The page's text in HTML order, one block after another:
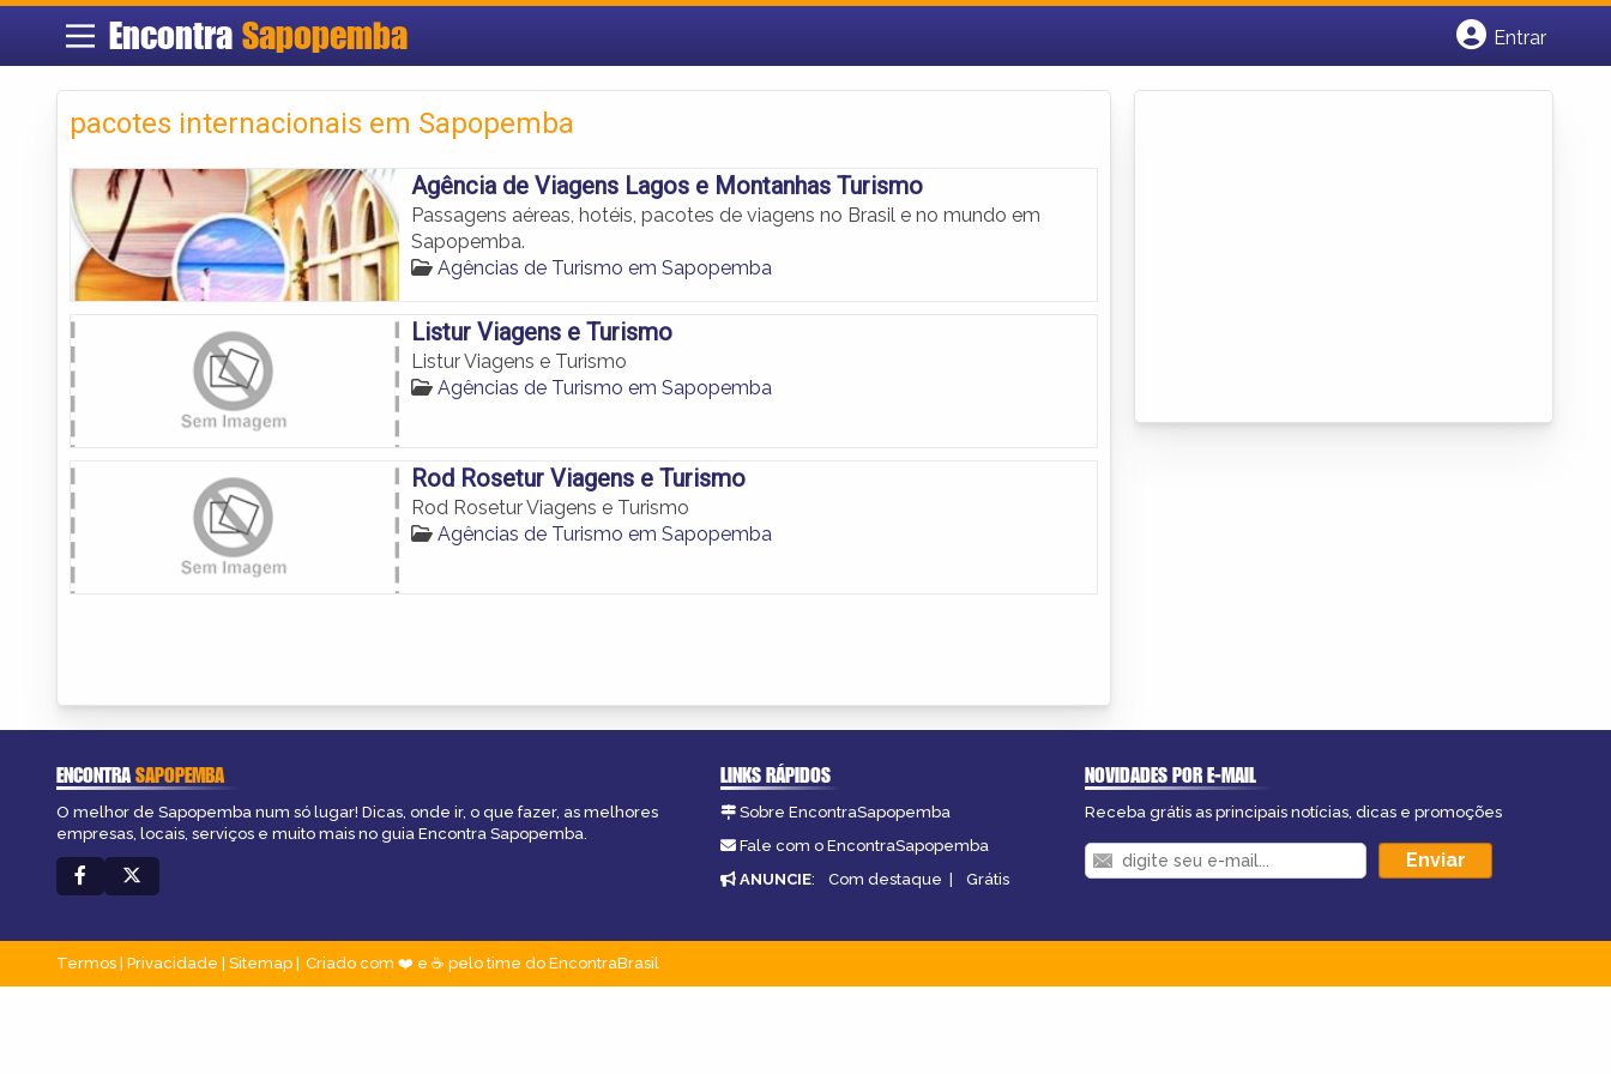
Encontra Sapopemba
Entrar
pacotes internacionais em Sapopemba
Agência de Viagens Lagos e Montanhas Turismo
Passagens aéreas, hotéis, pacotes de viagens no Brasil e no mundo em
Sapopemba.
Agências de Turismo em Sapopemba
Listur Viagens e Turismo
Listur Viagens e Turismo
Agências de Turismo em Sapopemba
Rod Rosetur Viagens e Turismo
Rod Rosetur Viagens e Turismo
Agências de Turismo em Sapopemba
ENCONTRASAPOPEMBA
O melhor de Sapopemba num só lugar! Dicas, onde ir, o que fazer, as melhores
empresas, locais, serviços e muito mais no guia Encontra Sapopemba.
LINKS RÁPIDOS
Sobre EncontraSapopemba
Fale com o EncontraSapopemba
ANUNCIE: Com destaque | Grátis
NOVIDADES POR E-MAIL
Receba grátis as principais notícias, dicas e promoções
Termos Privacidade Sitemap Criado com ❤️ e ☕ pelo time do EncontraBrasil